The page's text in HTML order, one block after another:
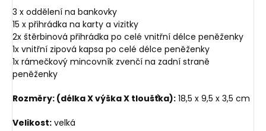
3 x oddělení na bankovky
15 x přihrádka na karty a vizitky
2x štěrbinová přihrádka po celé vnitřní délce peněženky
1x vnitřní zipová kapsa po celé délce peněženky
1x rámečkový mincovník zvenčí na zadní straně
peněženky
Rozměry: (délka X výška X tloušťka): 18,5 x 9,5 x 3,5 cm
Velikost: velká